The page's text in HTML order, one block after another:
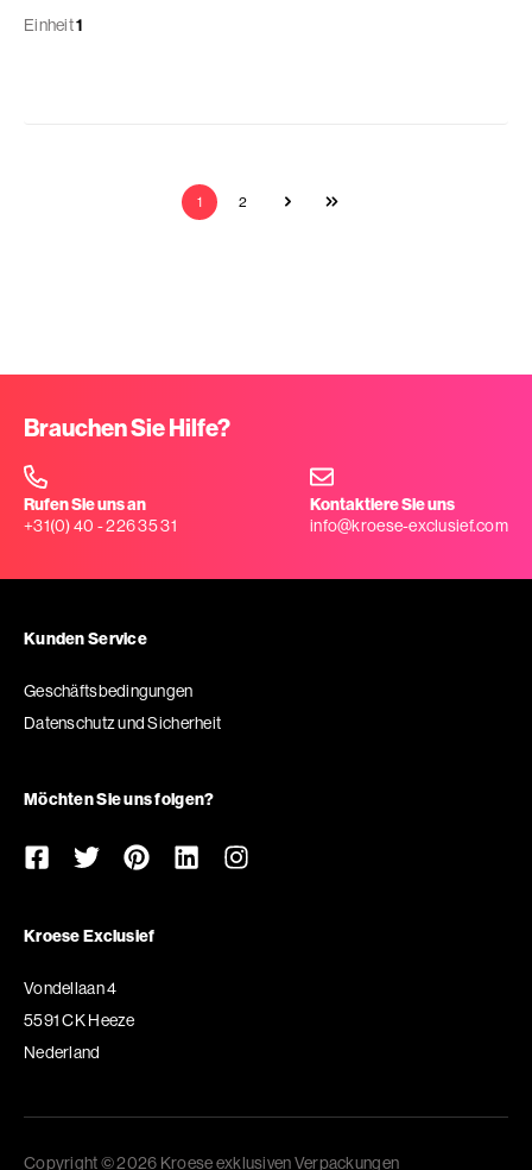
Einheit1
1 2
Brauchen Sie Hilfe?
Rufen Sie uns an
+31(0) 40 - 226 35 31
Kontaktiere Sie uns
info@kroese-exclusief.com
Kunden Service
Geschäftsbedingungen
Datenschutz und Sicherheit
Möchten Sie uns folgen?
Kroese Exclusief
Vondellaan 4
5591 CK Heeze
Nederland
Copyright © 2026 Kroese exklusiven Verpackungen